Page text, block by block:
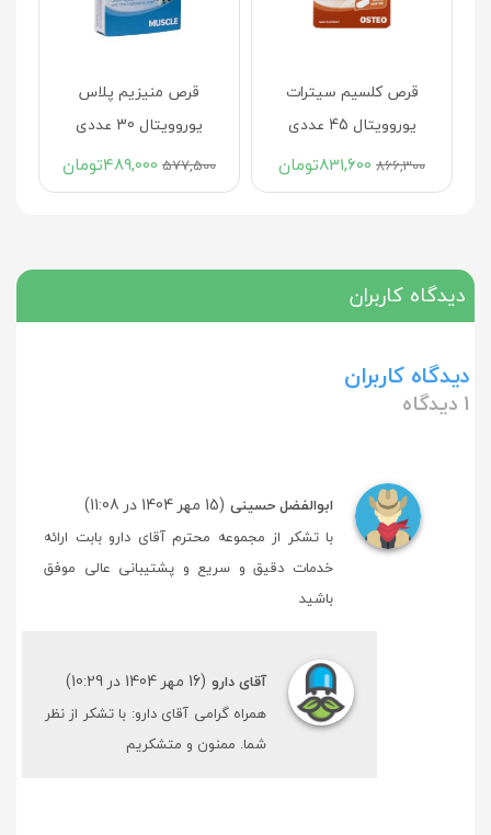
قرص کلسیم سیترات
یوروویتال 45 عددی
866,300
831,600تومان
قرص منیزیم پلاس
یوروویتال 30 عددی
577,500
489,000تومان
دیدگاه کاربران
دیدگاه کاربران
1 دیدگاه
ابوالفضل حسینی (15 مهر 1404 در 11:08)
با تشکر از مجموعه محترم آقای دارو بابت ارائه
خدمات دقیق و سریع و پشتیبانی عالی موفق
باشید
آقای دارو (16 مهر 1404 در 10:29)
همراه گرامی آقای دارو: با تشکر از نظر
شما. ممنون و متشکریم